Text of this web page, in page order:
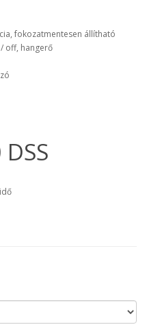
fokozatmentesen állítható
off, hangerő